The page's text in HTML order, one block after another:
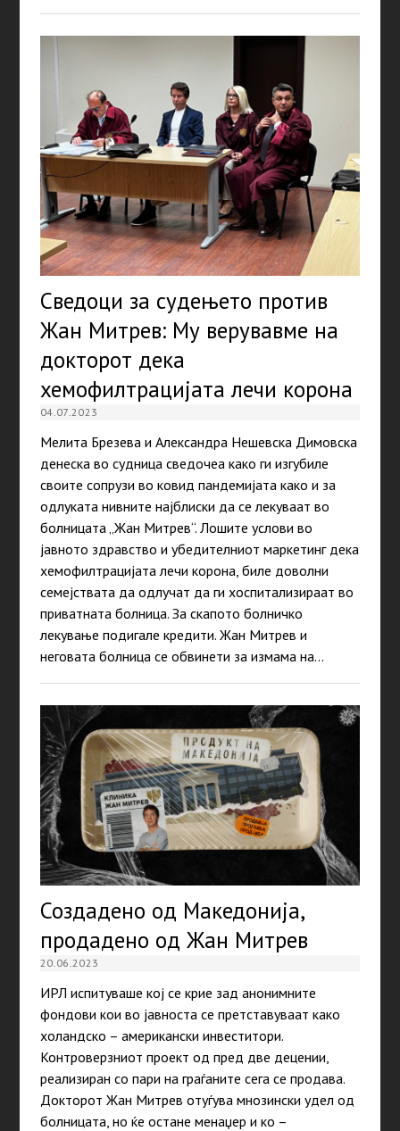
Сведоци за судењето против
Жан Митрев: Му верувавме на
докторот дека
хемофилтрацијата лечи корона
04.07.2023
Мелита Брезева и Александра Нешевска Димовска
денеска во судница сведочеа како ги изгубиле
своите сопрузи во ковид пандемијата како и за
одлуката нивните најблиски да се лекуваат во
болницата „Жан Митрев“. Лошите услови во
јавното здравство и убедителниот маркетинг дека
хемофилтрацијата лечи корона, биле доволни
семејствата да одлучат да ги хоспитализираат во
приватната болница. За скапото болничко
лекување подигале кредити. Жан Митрев и
неговата болница се обвинети за измама на…
Создадено од Македонија,
продадено од Жан Митрев
20.06.2023
ИРЛ испитуваше кој се крие зад анонимните
фондови кои во јавноста се претставуваат како
холандско – американски инвеститори.
Контроверзниот проект од пред две децении,
реализиран со пари на граѓаните сега се продава.
Докторот Жан Митрев отуѓува мнозински удел од
болницата, но ќе остане менаџер и ко –